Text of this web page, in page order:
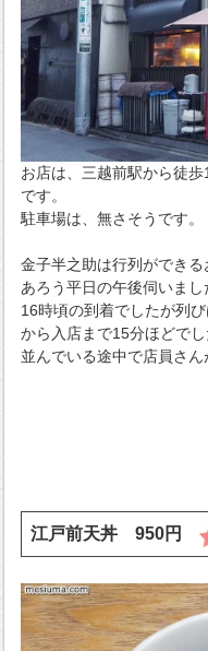
お店は、三越前駅から徒
です。
駐車場は、無さそうです。
金子半之助は行列ができ
あろう平日の午後伺いまし
16時頃の到着でしたが列
から入店まで15分ほどでし
並んでいる途中で店員さん
江戸前天丼 950円